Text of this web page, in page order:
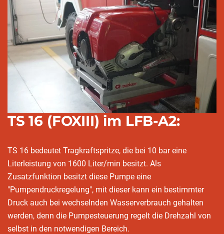
TS 16 (FOXIII) im LFB-A2:
TS 16 bedeutet Tragkraftspritze, die bei 10 bar eine
Literleistung von 1600 Liter/min besitzt. Als
Zusatzfunktion besitzt diese Pumpe eine
"Pumpendruckregelung", mit dieser kann ein bestimmter
Druck auch bei wechselnden Wasserverbrauch gehalten
werden, denn die Pumpesteuerung regelt die Drehzahl von
selbst in den notwendigen Bereich.